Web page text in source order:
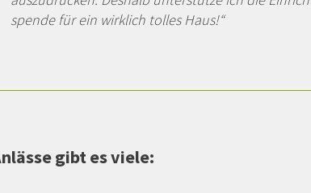
spende für ein wirklich tolles Haus!“
gibt es viele: